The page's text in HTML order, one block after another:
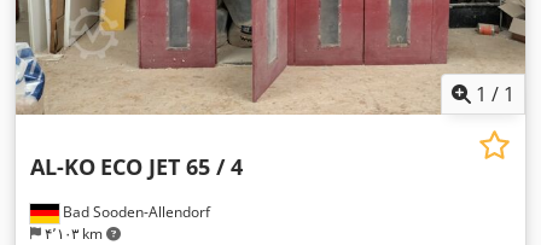
1 / 1
Bad Sooden-Allendorf
۴٬۱۰۳ km
AL-KO ECO JET 65 / 4